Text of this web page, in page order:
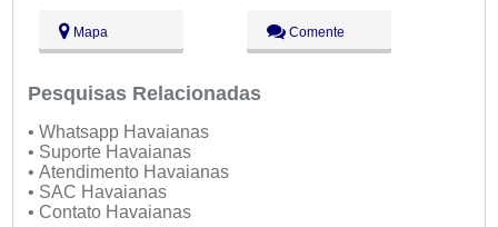
Mapa Comente
Pesquisas Relacionadas
• Whatsapp Havaianas
• Suporte Havaianas
• Atendimento Havaianas
• SAC Havaianas
• Contato Havaianas